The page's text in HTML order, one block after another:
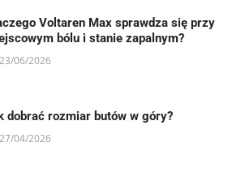
Voltaren Max sprawdza się przy
bólu i stanie zapalnym?
23/06/2026
dobrać rozmiar butów w góry?
27/04/2026